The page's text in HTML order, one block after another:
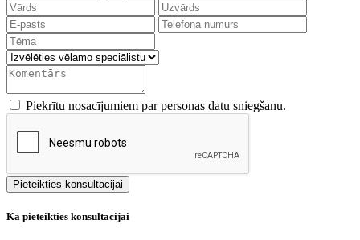
Piekrītu nosacījumiem par personas datu sniegšanu.
Kā pieteikties konsultācijai